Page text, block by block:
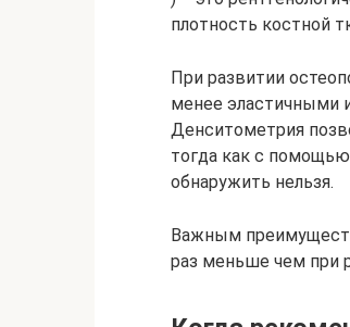
плотность костной
При развитии
менее эластичными
Денситометрия
тогда как с
обнаружить нельзя.
Важным
раз меньше чем при